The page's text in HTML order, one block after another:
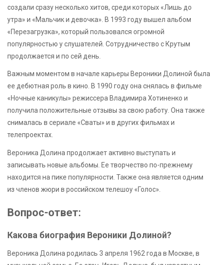
создали сразу несколько хитов, среди которых «Лишь до
утра» и «Мальчик и девочка». В 1993 году вышел альбом
«Перезагрузка», который пользовался огромной
популярностью у слушателей. Сотрудничество с Крутым
продолжается и по сей день.
Важным моментом в начале карьеры Вероники Долиной была
ее дебютная роль в кино. В 1990 году она снялась в фильме
«Ночные каникулы» режиссера Владимира Хотиненко и
получила положительные отзывы за свою работу. Она также
снималась в сериале «Сваты» и в других фильмах и
телепроектах.
Вероника Долина продолжает активно выступать и
записывать новые альбомы. Ее творчество по-прежнему
находится на пике популярности. Также она является одним
из членов жюри в российском телешоу «Голос».
Вопрос-ответ:
Какова биография Вероники Долиной?
Вероника Долина родилась 3 апреля 1962 года в Москве, в